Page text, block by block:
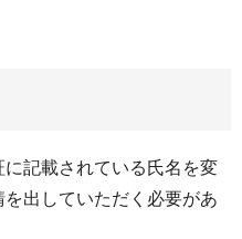
記載されている氏名を変
出していただく必要があ